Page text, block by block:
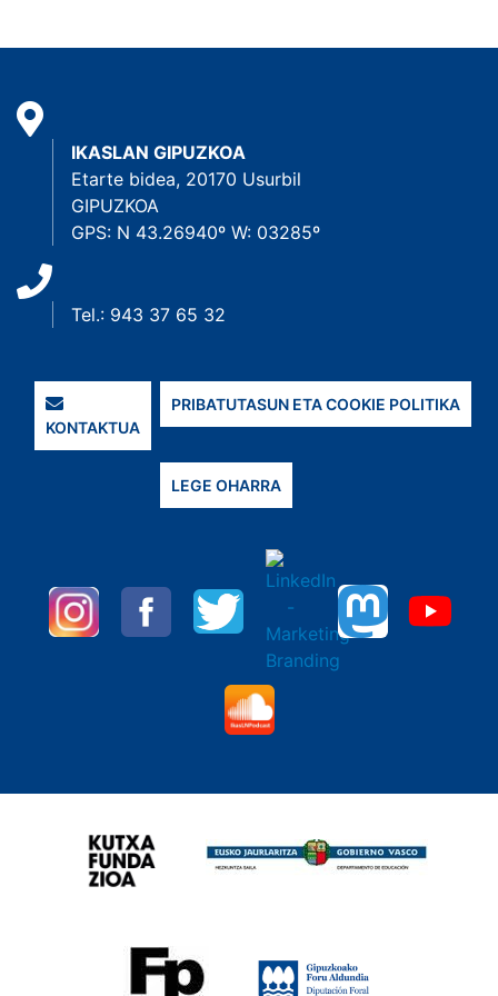
IKASLAN GIPUZKOA
Etarte bidea, 20170 Usurbil
GIPUZKOA
GPS: N 43.26940º W: 03285º
Tel.: 943 37 65 32
KONTAKTUA
PRIBATUTASUN ETA COOKIE POLITIKA
LEGE OHARRA